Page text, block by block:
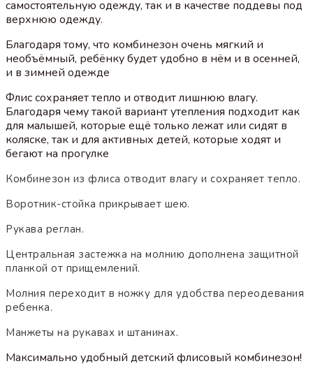
самостоятельную одежду, так и в качестве поддевы под
верхнюю одежду.
Благодаря тому, что комбинезон очень мягкий и
необъёмный, ребёнку будет удобно в нём и в осенней,
и в зимней одежде
Флис сохраняет тепло и отводит лишнюю влагу.
Благодаря чему такой вариант утепления подходит как
для малышей, которые ещё только лежат или сидят в
коляске, так и для активных детей, которые ходят и
бегают на прогулке
Комбинезон из флиса отводит влагу и сохраняет тепло.
Воротник-стойка прикрывает шею.
Рукава реглан.
Центральная застежка на молнию дополнена защитной
планкой от прищемлений.
Молния переходит в ножку для удобства переодевания
ребенка.
Манжеты на рукавах и штанинах.
Максимально удобный детский флисовый комбинезон!